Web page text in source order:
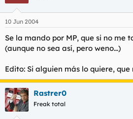
10 Jun 2004
Se la mando por MP, que si no me
(aunque no sea así, pero weno...)
Edito: Si alguien más lo quiere, que
Rastrer0
Freak total